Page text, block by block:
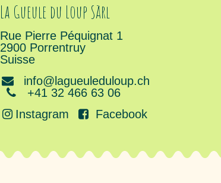
La Gueule du Loup Sàrl
Rue Pierre Péquignat 1
2900 Porrentruy
Suisse
info@lagueuleduloup.ch
+41 32 466 63 06
Instagram
Facebook